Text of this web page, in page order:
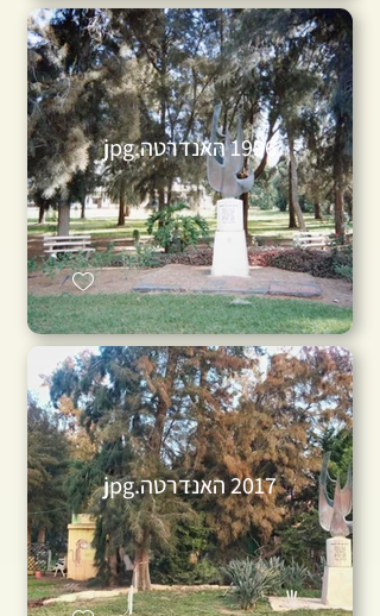
1996 האנדרטה.jpg
2017 האנדרטה.jpg